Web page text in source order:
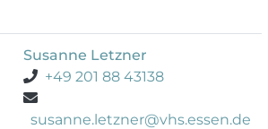
Susanne Letzner
+49 201 88 43138
susanne.letzner@vhs.essen.de